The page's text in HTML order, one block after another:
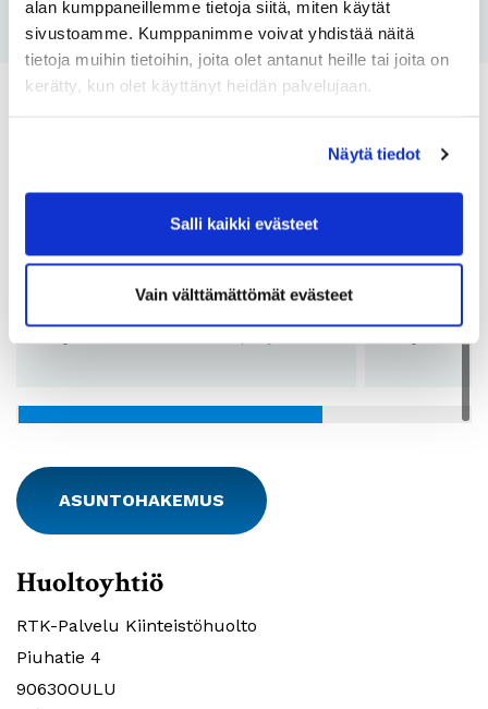
alan kumppaneillemme tietoja siitä, miten käytät
sivustoamme. Kumppanimme voivat yhdistää näitä
tietoja muihin tietoihin, joita olet antanut heille tai joita on
kerätty, kun olet käyttänyt heidän palvelujaan.
Näytä tiedot
Salli kaikki evästeet
Vain välttämättömät evästeet
Tulo- ja
varallisuusraja
Kyllä
Huoneistotyyppi:
2H+K+S
55,5m2
Vuokra:
636€
8
Vuokra:
ASUNTOHAKEMUS
Huoltoyhtiö
RTK-Palvelu Kiinteistöhuolto
Piuhatie 4
90630OULU